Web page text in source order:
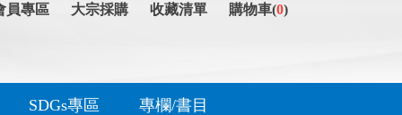
員專區 大宗採購 收藏清單 購物車(0)
SDGs專區 專欄/書目